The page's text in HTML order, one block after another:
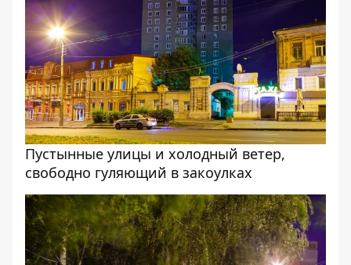
Пустынные улицы и холодный ветер,
свободно гуляющий в закоулках